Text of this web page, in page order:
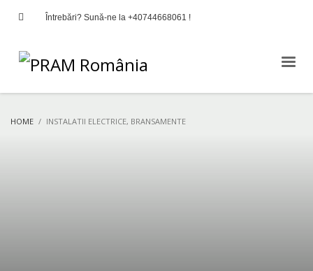
Întrebări? Sună-ne la +40744668061 !
HOME INSTALATII ELECTRICE, BRANSAMENTE